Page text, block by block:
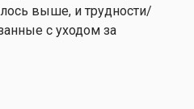
выше, и трудности/
с уходом за